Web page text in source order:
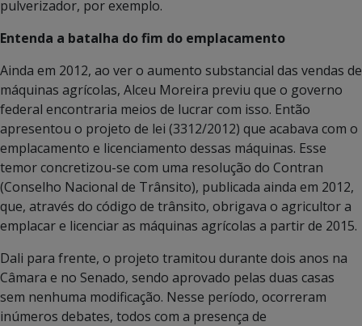
pulverizador, por exemplo.
Entenda a batalha do fim do emplacamento
Ainda em 2012, ao ver o aumento substancial das vendas de
máquinas agrícolas, Alceu Moreira previu que o governo
federal encontraria meios de lucrar com isso. Então
apresentou o projeto de lei (3312/2012) que acabava com o
emplacamento e licenciamento dessas máquinas. Esse
temor concretizou-se com uma resolução do Contran
(Conselho Nacional de Trânsito), publicada ainda em 2012,
que, através do código de trânsito, obrigava o agricultor a
emplacar e licenciar as máquinas agrícolas a partir de 2015.
Dali para frente, o projeto tramitou durante dois anos na
Câmara e no Senado, sendo aprovado pelas duas casas
sem nenhuma modificação. Nesse período, ocorreram
inúmeros debates, todos com a presença de